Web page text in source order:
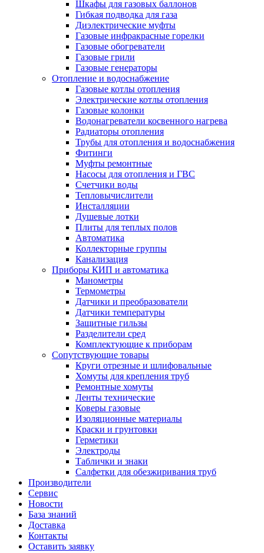
Шкафы для газовых баллонов
Гибкая подводка для газа
Диэлектрические муфты
Газовые инфракрасные горелки
Газовые обогреватели
Газовые грили
Газовые генераторы
Отопление и водоснабжение
Газовые котлы отопления
Электрические котлы отопления
Газовые колонки
Водонагреватели косвенного нагрева
Радиаторы отопления
Трубы для отопления и водоснабжения
Фитинги
Муфты ремонтные
Насосы для отопления и ГВС
Счетчики воды
Тепловычислители
Инсталляции
Душевые лотки
Плиты для теплых полов
Автоматика
Коллекторные группы
Канализация
Приборы КИП и автоматика
Манометры
Термометры
Датчики и преобразователи
Датчики температуры
Защитные гильзы
Разделители сред
Комплектующие к приборам
Сопутствующие товары
Круги отрезные и шлифовальные
Хомуты для крепления труб
Ремонтные хомуты
Ленты технические
Коверы газовые
Изоляционные материалы
Краски и грунтовки
Герметики
Электроды
Таблички и знаки
Салфетки для обезжиривания труб
Производители
Сервис
Новости
База знаний
Доставка
Контакты
Оставить заявку